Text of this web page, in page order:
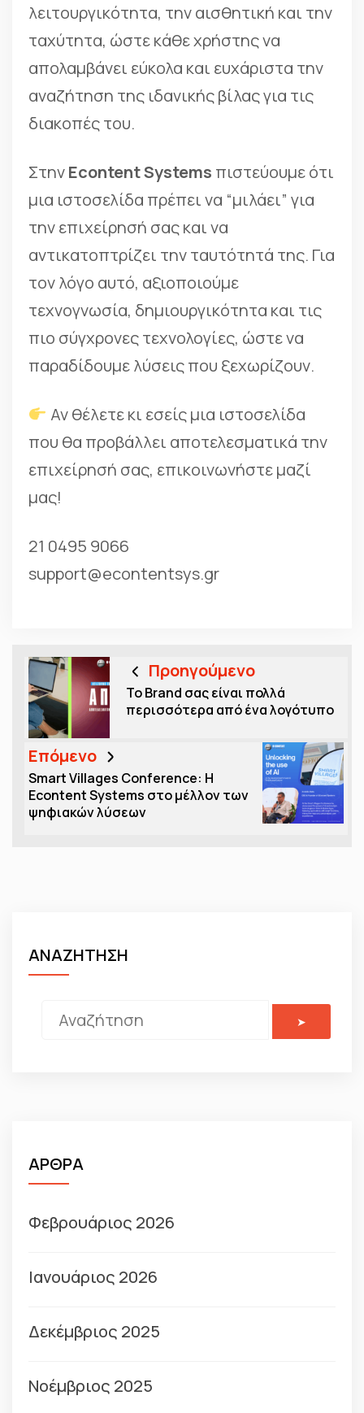
λειτουργικότητα, την αισθητική και την
ταχύτητα, ώστε κάθε χρήστης να
απολαμβάνει εύκολα και ευχάριστα την
αναζήτηση της ιδανικής βίλας για τις
διακοπές του.
ΣτηνEcontent Systems πιστεύουμε ότι
μια ιστοσελίδα πρέπει να “μιλάει” για
την επιχείρησή σας και να
αντικατοπτρίζει την ταυτότητά της. Για
τον λόγο αυτό, αξιοποιούμε
τεχνογνωσία, δημιουργικότητα και τις
πιο σύγχρονες τεχνολογίες, ώστε να
παραδίδουμε λύσεις που ξεχωρίζουν.
Αν θέλετε κι εσείς μια ιστοσελίδα
που θα προβάλλει αποτελεσματικά την
επιχείρησή σας, επικοινωνήστε μαζί
μας!
21 0495 9066
support@econtentsys.gr
Προηγούμενο
Το Brand σας είναι πολλά
περισσότερα από ένα λογότυπο
Επόμενο
Smart Villages Conference: Η
Econtent Systems στο μέλλον των
ψηφιακών λύσεων
ΑΝΑΖΗΤΗΣΗ
ΑΡΘΡΑ
Φεβρουάριος 2026
Ιανουάριος 2026
Δεκέμβριος 2025
Νοέμβριος 2025